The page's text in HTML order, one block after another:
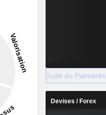
Suite du Palmarès
Devises / Forex